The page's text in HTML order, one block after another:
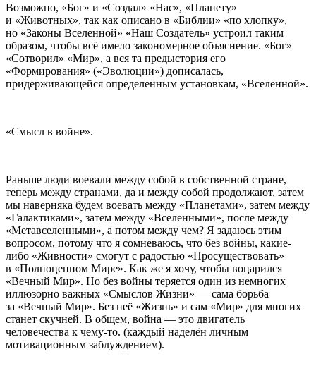
Возможно, «Бог» и «Создал» «Нас», «Планету»
и «Животных», так как описано в «Библии» «по хлопку»,
но «Законы Вселенной» «Наш Создатель» устроил таким
образом, чтобы всё имело закономерное объяснение. «Бог»
«Сотворил» «Мир», а вся та предыстория его
«Формирования» («Эволюции») дописалась,
придерживающейся определенным установкам, «Вселенной».
«Смысл в войне».
Раньше люди воевали между собой в собственной стране,
теперь между странами, да и между собой продолжают, затем
мы наверняка будем воевать между «Планетами», затем между
«Галактиками», затем между «Вселенными», после между
«Метавселенными», а потом между чем? Я задаюсь этим
вопросом, потому что я сомневаюсь, что без войны, какие-
либо «Живности» смогут с радостью «Просуществовать»
в «Полноценном Мире». Как же я хочу, чтобы воцарился
«Вечный Мир». Но без войны теряется один из немногих
иллюзорно важных «Смыслов Жизни» — сама борьба
за «Вечный Мир». Без неё «Жизнь» и сам «Мир» для многих
станет скучней. В общем, война — это двигатель
человечества к чему-то. (каждый наделён личным
мотивационным заблуждением).